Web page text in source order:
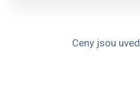
Ceny jsou